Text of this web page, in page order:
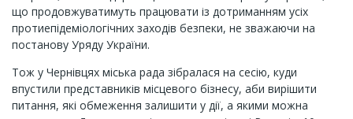
що продовжуватимуть працювати із дотриманням усіх
протиепідеміологічних заходів безпеки, не зважаючи на
постанову Уряду України.
Тож у Чернівцях міська рада зібралася на сесію, куди
впустили представників місцевого бізнесу, аби вирішити
питання, які обмеження залишити у дії, а якими можна